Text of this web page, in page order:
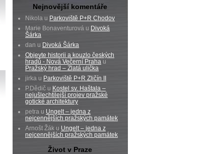
Nejnovější komentáře
Nikola u Parkoviště P+R Chodov
Marie Bonaventurová u Divoká
Šárka
dan u Divoká Šárka
Objevte historii a kouzlo českých
hradů - Nová Večerní Praha u
Pražský hrad – Zlatá ulička
jirka u Parkoviště P+R Zličín II
P.Dědič u Kostel sv. Haštala –
nejušlechtilejší projev pražské
gotické architektury
petra u Ungelt – jedna z
nejcennějších pražských památek
Arnošt Žák u Ungelt – jedna z
nejcennějších pražských památek
Život v Praze